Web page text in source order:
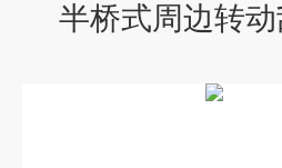
半桥式周边转